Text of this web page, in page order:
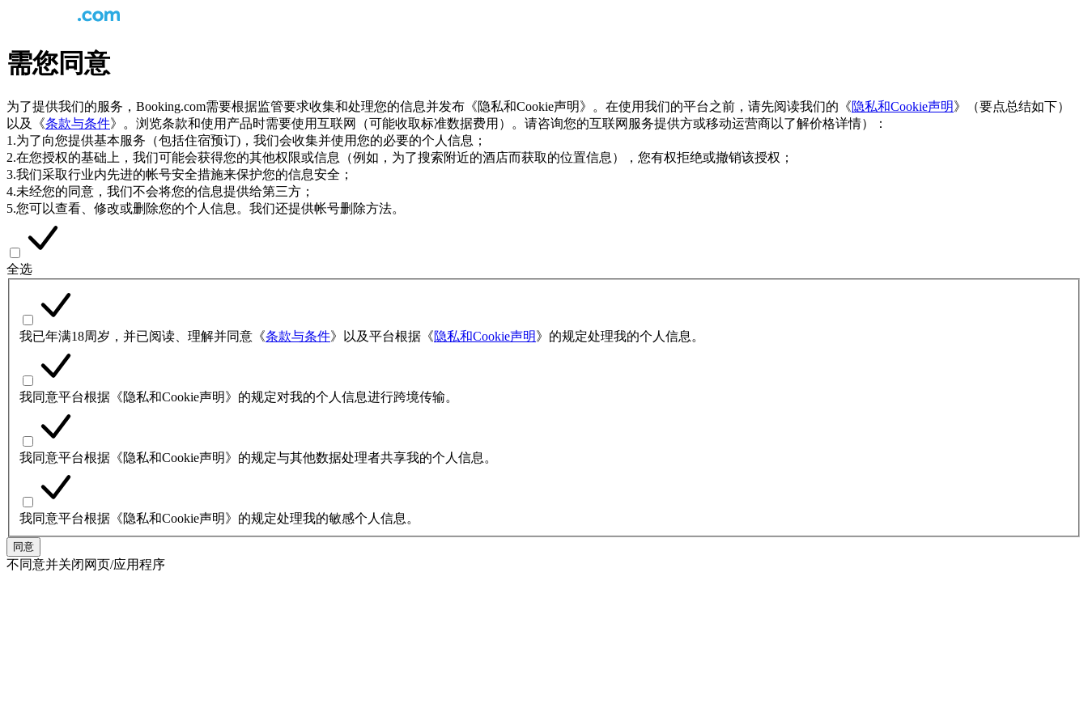
需您同意
为了提供我们的服务，Booking.com需要根据监管要求收集和处理您的信息并发布《隐私和Cookie声明》。在使用我们的平台之前，请先阅读我们的《隐私和Cookie声明》（要点总结如下）
以及《条款与条件》。浏览条款和使用产品时需要使用互联网（可能收取标准数据费用）。请咨询您的互联网服务提供方或移动运营商以了解价格详情）：
1.为了向您提供基本服务（包括住宿预订)，我们会收集并使用您的必要的个人信息；
2.在您授权的基础上，我们可能会获得您的其他权限或信息（例如，为了搜索附近的酒店而获取的位置信息），您有权拒绝或撤销该授权；
3.我们采取行业内先进的帐号安全措施来保护您的信息安全；
4.未经您的同意，我们不会将您的信息提供给第三方；
5.您可以查看、修改或删除您的个人信息。我们还提供帐号删除方法。
全选
我已年满18周岁，并已阅读、理解并同意《条款与条件》以及平台根据《隐私和Cookie声明》的规定处理我的个人信息。
我同意平台根据《隐私和Cookie声明》的规定对我的个人信息进行跨境传输。
我同意平台根据《隐私和Cookie声明》的规定与其他数据处理者共享我的个人信息。
我同意平台根据《隐私和Cookie声明》的规定处理我的敏感个人信息。
同意
不同意并关闭网页/应用程序